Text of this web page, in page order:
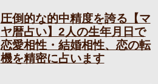
圧倒的な的中精度を誇る【マ
ヤ暦占い】2人の生年月日で
恋愛相性・結婚相性、恋の転
機を精密に占います